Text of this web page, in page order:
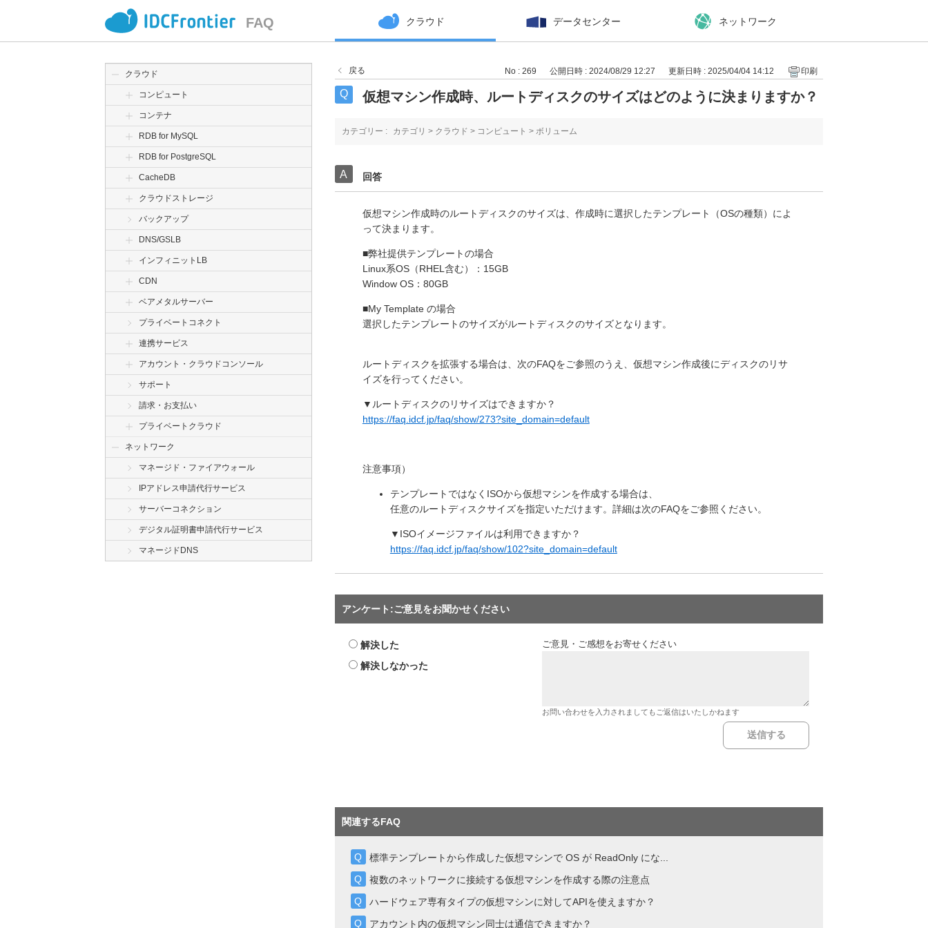
FAQ クラウド データセンター ネットワーク
クラウド
コンピュート
コンテナ
RDB for MySQL
RDB for PostgreSQL
CacheDB
クラウドストレージ
バックアップ
DNS/GSLB
インフィニットLB
CDN
ベアメタルサーバー
プライベートコネクト
連携サービス
アカウント・クラウドコンソール
サポート
請求・お支払い
プライベートクラウド
ネットワーク
マネージド・ファイアウォール
IPアドレス申請代行サービス
サーバーコネクション
デジタル証明書申請代行サービス
マネージドDNS
戻る No : 269 公開日時 : 2024/08/29 12:27 更新日時 : 2025/04/04 14:12 印刷
仮想マシン作成時、ルートディスクのサイズはどのように決まりますか？
カテゴリー : カテゴリ > クラウド > コンピュート > ボリューム
回答
仮想マシン作成時のルートディスクのサイズは、作成時に選択したテンプレート（OSの種類）によ
って決まります。
■弊社提供テンプレートの場合
Linux系OS（RHEL含む）：15GB
Window OS：80GB
■My Template の場合
選択したテンプレートのサイズがルートディスクのサイズとなります。
ルートディスクを拡張する場合は、次のFAQをご参照のうえ、仮想マシン作成後にディスクのリサ
イズを行ってください。
▼ルートディスクのリサイズはできますか？
https://faq.idcf.jp/faq/show/273?site_domain=default
注意事項）
テンプレートではなくISOから仮想マシンを作成する場合は、
任意のルートディスクサイズを指定いただけます。詳細は次のFAQをご参照ください。
▼ISOイメージファイルは利用できますか？
https://faq.idcf.jp/faq/show/102?site_domain=default
アンケート:ご意見をお聞かせください
解決した
解決しなかった
ご意見・ご感想をお寄せください
お問い合わせを入力されましてもご返信はいたしかねます
関連するFAQ
標準テンプレートから作成した仮想マシンで OS が ReadOnly にな...
複数のネットワークに接続する仮想マシンを作成する際の注意点
ハードウェア専有タイプの仮想マシンに対してAPIを使えますか？
アカウント内の仮想マシン同士は通信できますか？